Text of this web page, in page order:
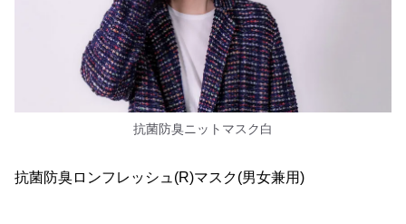
抗菌防臭ニットマスク白
抗菌防臭ロンフレッシュ(R)マスク(男女兼用)